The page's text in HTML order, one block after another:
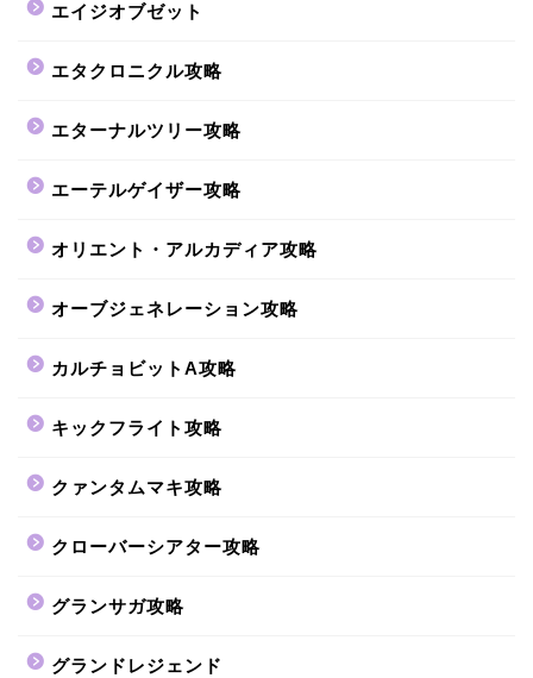
エイジオブゼット
エタクロニクル攻略
エターナルツリー攻略
エーテルゲイザー攻略
オリエント・アルカディア攻略
オーブジェネレーション攻略
カルチョビットA攻略
キックフライト攻略
クァンタムマキ攻略
クローバーシアター攻略
グランサガ攻略
グランドレジェンド